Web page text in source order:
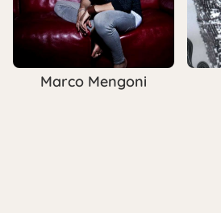
Marco Mengoni